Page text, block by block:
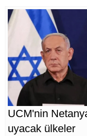
UCM'nin
uyacak ülkeler